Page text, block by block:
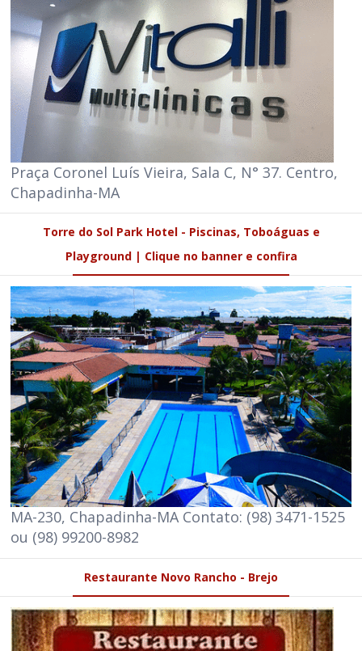
Praça Coronel Luís Vieira, Sala C, N° 37. Centro,
Chapadinha-MA
Torre do Sol Park Hotel - Piscinas, Toboáguas e
Playground | Clique no banner e confira
MA-230, Chapadinha-MA Contato: (98) 3471-1525
ou (98) 99200-8982
Restaurante Novo Rancho - Brejo